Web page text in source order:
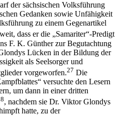
der sächsischen Volksführung
Gedanken sowie Unfähigkeit
zu einem Gegenartikel
dass er die „Samariter“-Predigt
F. K. Günther zur Begutachtung
Lücken in der Bildung der
als Seelsorger und
vorgeworfen.27 Die
versuchte den Lesern
um dann in einer dritten
, nachdem sie Dr. Viktor Glondys
hatte, zu der